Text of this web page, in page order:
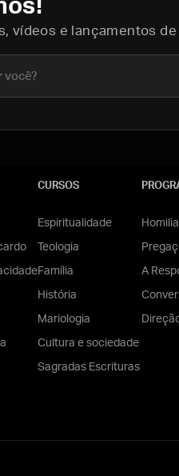
vídeos e lançamentos
CURSOS
Espiritualidade
Teologia
Família
História
Mariologia
Cultura e sociedade
Sagradas Escrituras
A